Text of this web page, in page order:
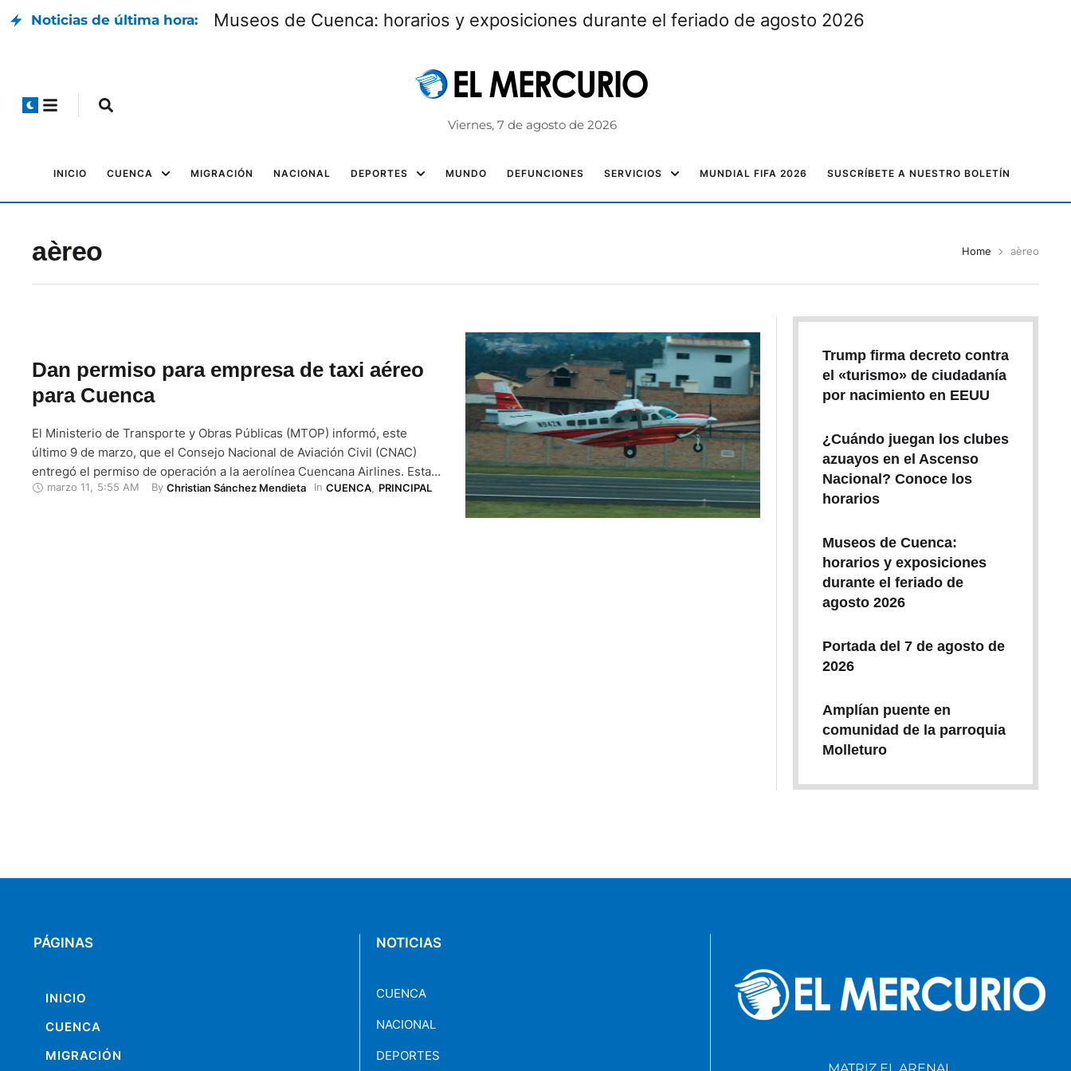
Noticias de última hora: Museos de Cuenca: horarios y exposiciones durante el feriado de agosto 2026
Viernes, 7 de agosto de 2026
INICIO CUENCA MIGRACIÓN NACIONAL DEPORTES MUNDO DEFUNCIONES SERVICIOS MUNDIAL FIFA 2026 SUSCRÍBETE A NUESTRO BOLETÍN
aèreo Home aèreo
Dan permiso para empresa de taxi aéreo
para Cuenca
El Ministerio de Transporte y Obras Públicas (MTOP) informó, este
último 9 de marzo, que el Consejo Nacional de Aviación Civil (CNAC)
entregó el permiso de operación a la aerolínea Cuencana Airlines. Esta
empresa tiene previsto dar servicio denominado como taxi aéreo, entre
marzo 11 5:55 AM By Christian Sánchez Mendieta In CUENCA, PRINCIPAL
Trump firma decreto contra
el «turismo» de ciudadanía
por nacimiento en EEUU
¿Cuándo juegan los clubes
azuayos en el Ascenso
Nacional? Conoce los
horarios
Museos de Cuenca:
horarios y exposiciones
durante el feriado de
agosto 2026
Portada del 7 de agosto de
2026
Amplían puente en
comunidad de la parroquia
Molleturo
PÁGINAS
INICIO
CUENCA
MIGRACIÓN
NOTICIAS
CUENCA
NACIONAL
DEPORTES